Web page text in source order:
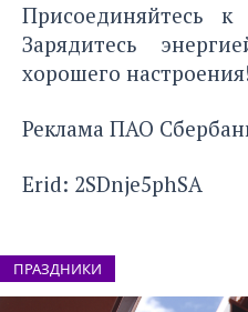
Присоединяйтесь
Зарядитесь
хорошего
Реклама ПАО
Erid: 2SDnje5phSA
ПРАЗДНИКИ